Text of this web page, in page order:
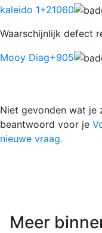
kaleido 1+21060
Waarschijnlijk defect
Mooy Diag+905
Niet gevonden wat je
beantwoord voor je
nieuwe vraag.
Meer